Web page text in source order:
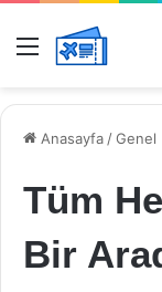
Menü
Anasayfa /Genel
Tüm
Bir